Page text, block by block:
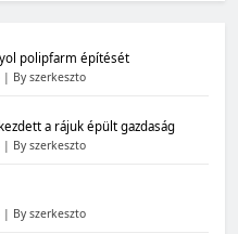
polipfarm építését
By szerkeszto
a rájuk épült gazdaság
By szerkeszto
By szerkeszto